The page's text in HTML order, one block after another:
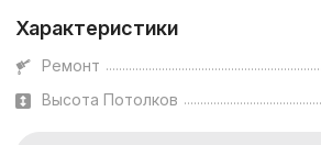
Характеристики
Ремонт
Высота Потолков